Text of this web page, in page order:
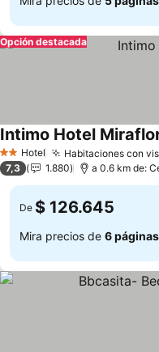
Opción destacada
2 Estrellas
Hotel Habitaciones con
Intimo Hotel
7,3 1.880 a 0.6 km de:
De $ 126.645
Mira precios de 6 páginas